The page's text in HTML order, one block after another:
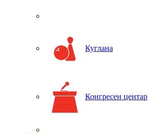
Куглана
Конгресен центар